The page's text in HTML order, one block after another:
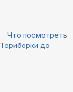
Что посмотреть
до